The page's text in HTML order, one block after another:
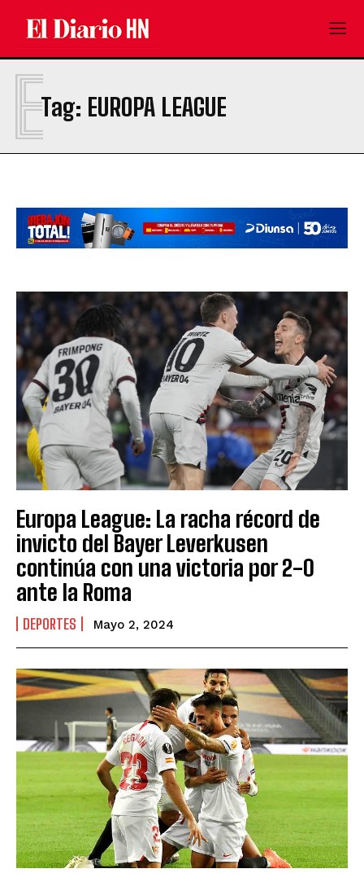
Tag: EUROPA LEAGUE
E
Europa League: La racha récord de
invicto del Bayer Leverkusen
continúa con una victoria por 2-0
ante la Roma
DEPORTES Mayo 2, 2024